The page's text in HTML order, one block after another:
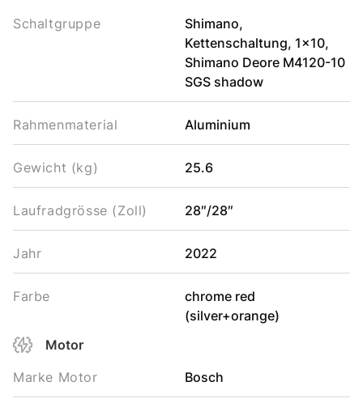
Schaltgruppe
Shimano,
Kettenschaltung, 1x10,
Shimano Deore M4120-10
SGS shadow
Rahmenmaterial Aluminium
Gewicht (kg) 25.6
Laufradgrösse (Zoll) 28″/28″
Jahr 2022
Farbe
chrome red
(silver+orange)
Motor
Marke Motor
Bosch